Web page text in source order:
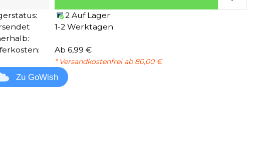
2 Auf Lager
1-2 Werktagen
Ab 6,99 €
* Versandkostenfrei ab 80,00 €
Zu GoWish